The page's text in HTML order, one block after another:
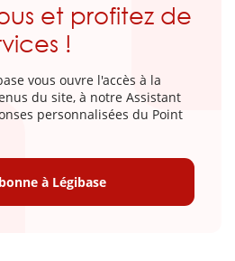
et profitez de
!
vous ouvre l'accès à la
du site, à notre Assistant
personnalisées du Point
à Légibase